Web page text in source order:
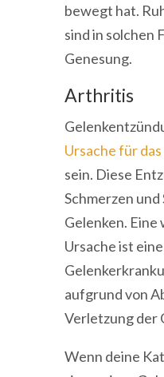
bewegt hat.
sind in solchen
Genesung.
Arthritis
Ursache für
sein. Diese
Schmerzen
Gelenken.
Ursache ist
aufgrund von
Verletzung der
Wenn deine